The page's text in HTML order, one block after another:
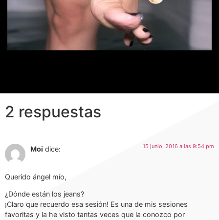
2 respuestas
Moi dice: 15 junio, 2016 a las 9:54 pm
Querido ángel mío,
¿Dónde están los jeans?
¡Claro que recuerdo esa sesión! Es una de mis sesiones
favoritas y la he visto tantas veces que la conozco por